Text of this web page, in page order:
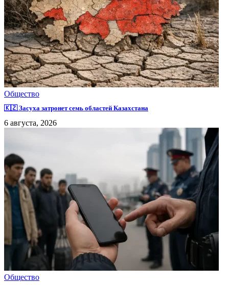
Общество
🇰🇿 Засуха затронет семь областей Казахстана
6 августа, 2026
Общество